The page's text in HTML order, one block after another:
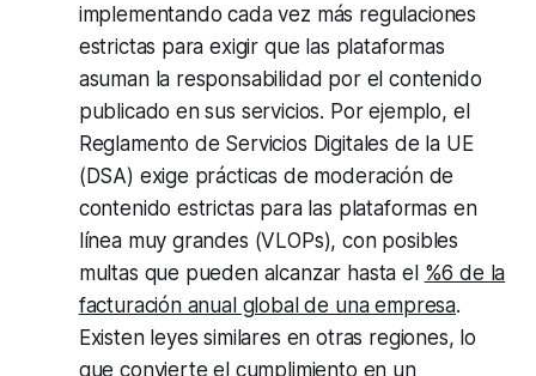
implementando cada vez más regulaciones
estrictas para exigir que las plataformas
asuman la responsabilidad por el contenido
publicado en sus servicios. Por ejemplo, el
Reglamento de Servicios Digitales de la UE
(DSA) exige prácticas de moderación de
contenido estrictas para las plataformas en
línea muy grandes (VLOPs), con posibles
multas que pueden alcanzar hasta el %6 de la
facturación anual global de una empresa.
Existen leyes similares en otras regiones, lo
que convierte el cumplimiento en un